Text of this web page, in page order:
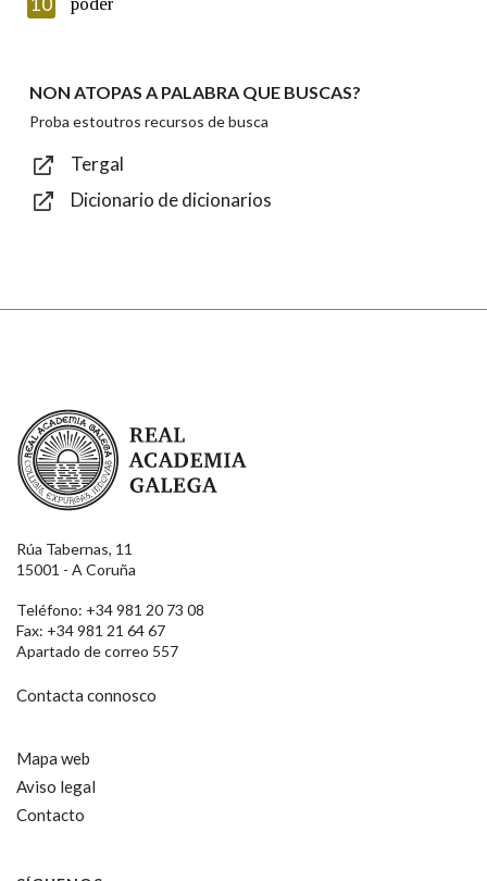
Texto de verificación
NON ATOPAS A PALABRA QUE BUSCAS?
Proba estoutros recursos de busca
Tergal
Dicionario de dicionarios
Real Academia Galega
Rúa Tabernas, 11
15001 - A Coruña
Teléfono: +34 981 20 73 08
Fax: +34 981 21 64 67
Apartado de correo 557
Contacta connosco
Mapa web
Aviso legal
Contacto